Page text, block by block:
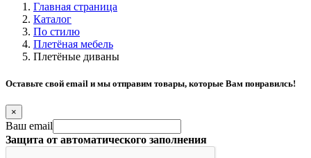
Главная страница
Каталог
По стилю
Плетёная мебель
Плетёные диваны
Оставьте свой email и мы отправим товары, которые Вам понравилсь!
×
Ваш email
Защита от автоматического заполнения